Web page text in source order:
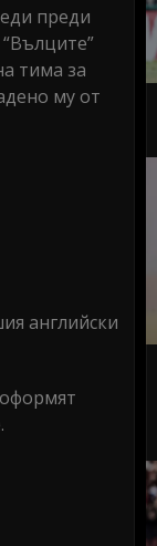
преди
тима за
му от
английски